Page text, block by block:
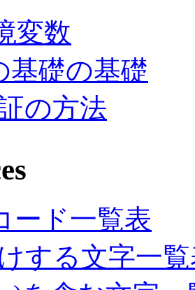
変数
基礎の基礎
の方法
ード一覧表
する文字一